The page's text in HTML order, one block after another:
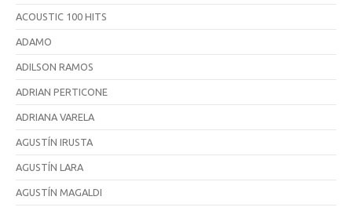
ACOUSTIC 100 HITS
ADAMO
ADILSON RAMOS
ADRIAN PERTICONE
ADRIANA VARELA
AGUSTÍN IRUSTA
AGUSTÍN LARA
AGUSTÍN MAGALDI